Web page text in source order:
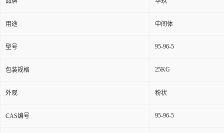
用途 中间体
型号 95-96-5
包装规格 25KG
外观 粉状
CAS编号 95-96-5